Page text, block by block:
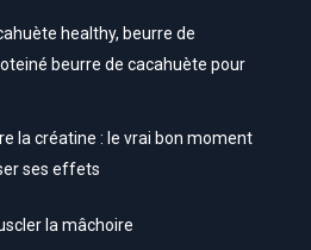
healthy, beurre de
beurre de cacahuète pour
la créatine : le vrai bon moment
ses effets
la mâchoire